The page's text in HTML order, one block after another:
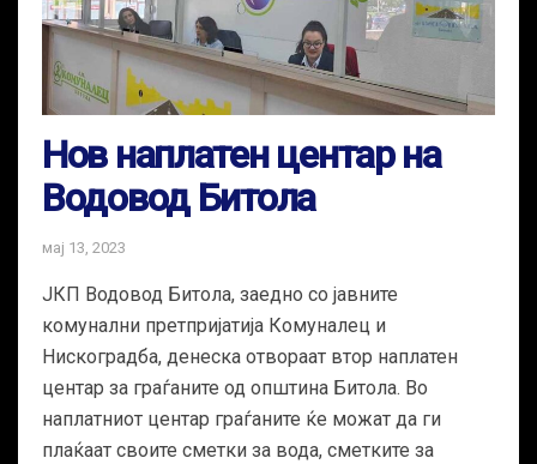
Нов наплатен центар на
Водовод Битола
мај 13, 2023
ЈКП Водовод Битола, заедно со јавните
комунални претпријатија Комуналец и
Нискоградба, денеска отвораат втор наплатен
центар за граѓаните од општина Битола. Во
наплатниот центар граѓаните ќе можат да ги
плаќаат своите сметки за вода, сметките за